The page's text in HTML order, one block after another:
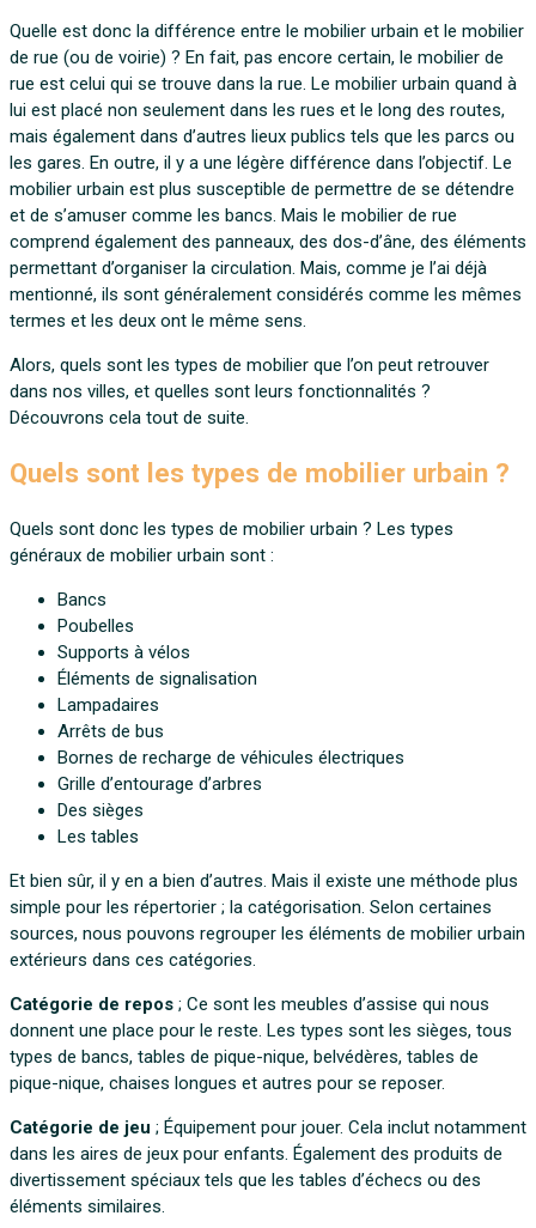
Quelle est donc la différence entre le mobilier urbain et le mobilier
de rue (ou de voirie) ? En fait, pas encore certain, le mobilier de
rue est celui qui se trouve dans la rue. Le mobilier urbain quand à
lui est placé non seulement dans les rues et le long des routes,
mais également dans d’autres lieux publics tels que les parcs ou
les gares. En outre, il y a une légère différence dans l’objectif. Le
mobilier urbain est plus susceptible de permettre de se détendre
et de s’amuser comme les bancs. Mais le mobilier de rue
comprend également des panneaux, des dos-d’âne, des éléments
permettant d’organiser la circulation. Mais, comme je l’ai déjà
mentionné, ils sont généralement considérés comme les mêmes
termes et les deux ont le même sens.
Alors, quels sont les types de mobilier que l’on peut retrouver
dans nos villes, et quelles sont leurs fonctionnalités ?
Découvrons cela tout de suite.
Quels sont les types de mobilier urbain ?
Quels sont donc les types de mobilier urbain ? Les types
généraux de mobilier urbain sont :
Bancs
Poubelles
Supports à vélos
Éléments de signalisation
Lampadaires
Arrêts de bus
Bornes de recharge de véhicules électriques
Grille d’entourage d’arbres
Des sièges
Les tables
Et bien sûr, il y en a bien d’autres. Mais il existe une méthode plus
simple pour les répertorier ; la catégorisation. Selon certaines
sources, nous pouvons regrouper les éléments de mobilier urbain
extérieurs dans ces catégories.
Catégorie de repos ; Ce sont les meubles d’assise qui nous
donnent une place pour le reste. Les types sont les sièges, tous
types de bancs, tables de pique-nique, belvédères, tables de
pique-nique, chaises longues et autres pour se reposer.
Catégorie de jeu ; Équipement pour jouer. Cela inclut notamment
dans les aires de jeux pour enfants. Également des produits de
divertissement spéciaux tels que les tables d’échecs ou des
éléments similaires.